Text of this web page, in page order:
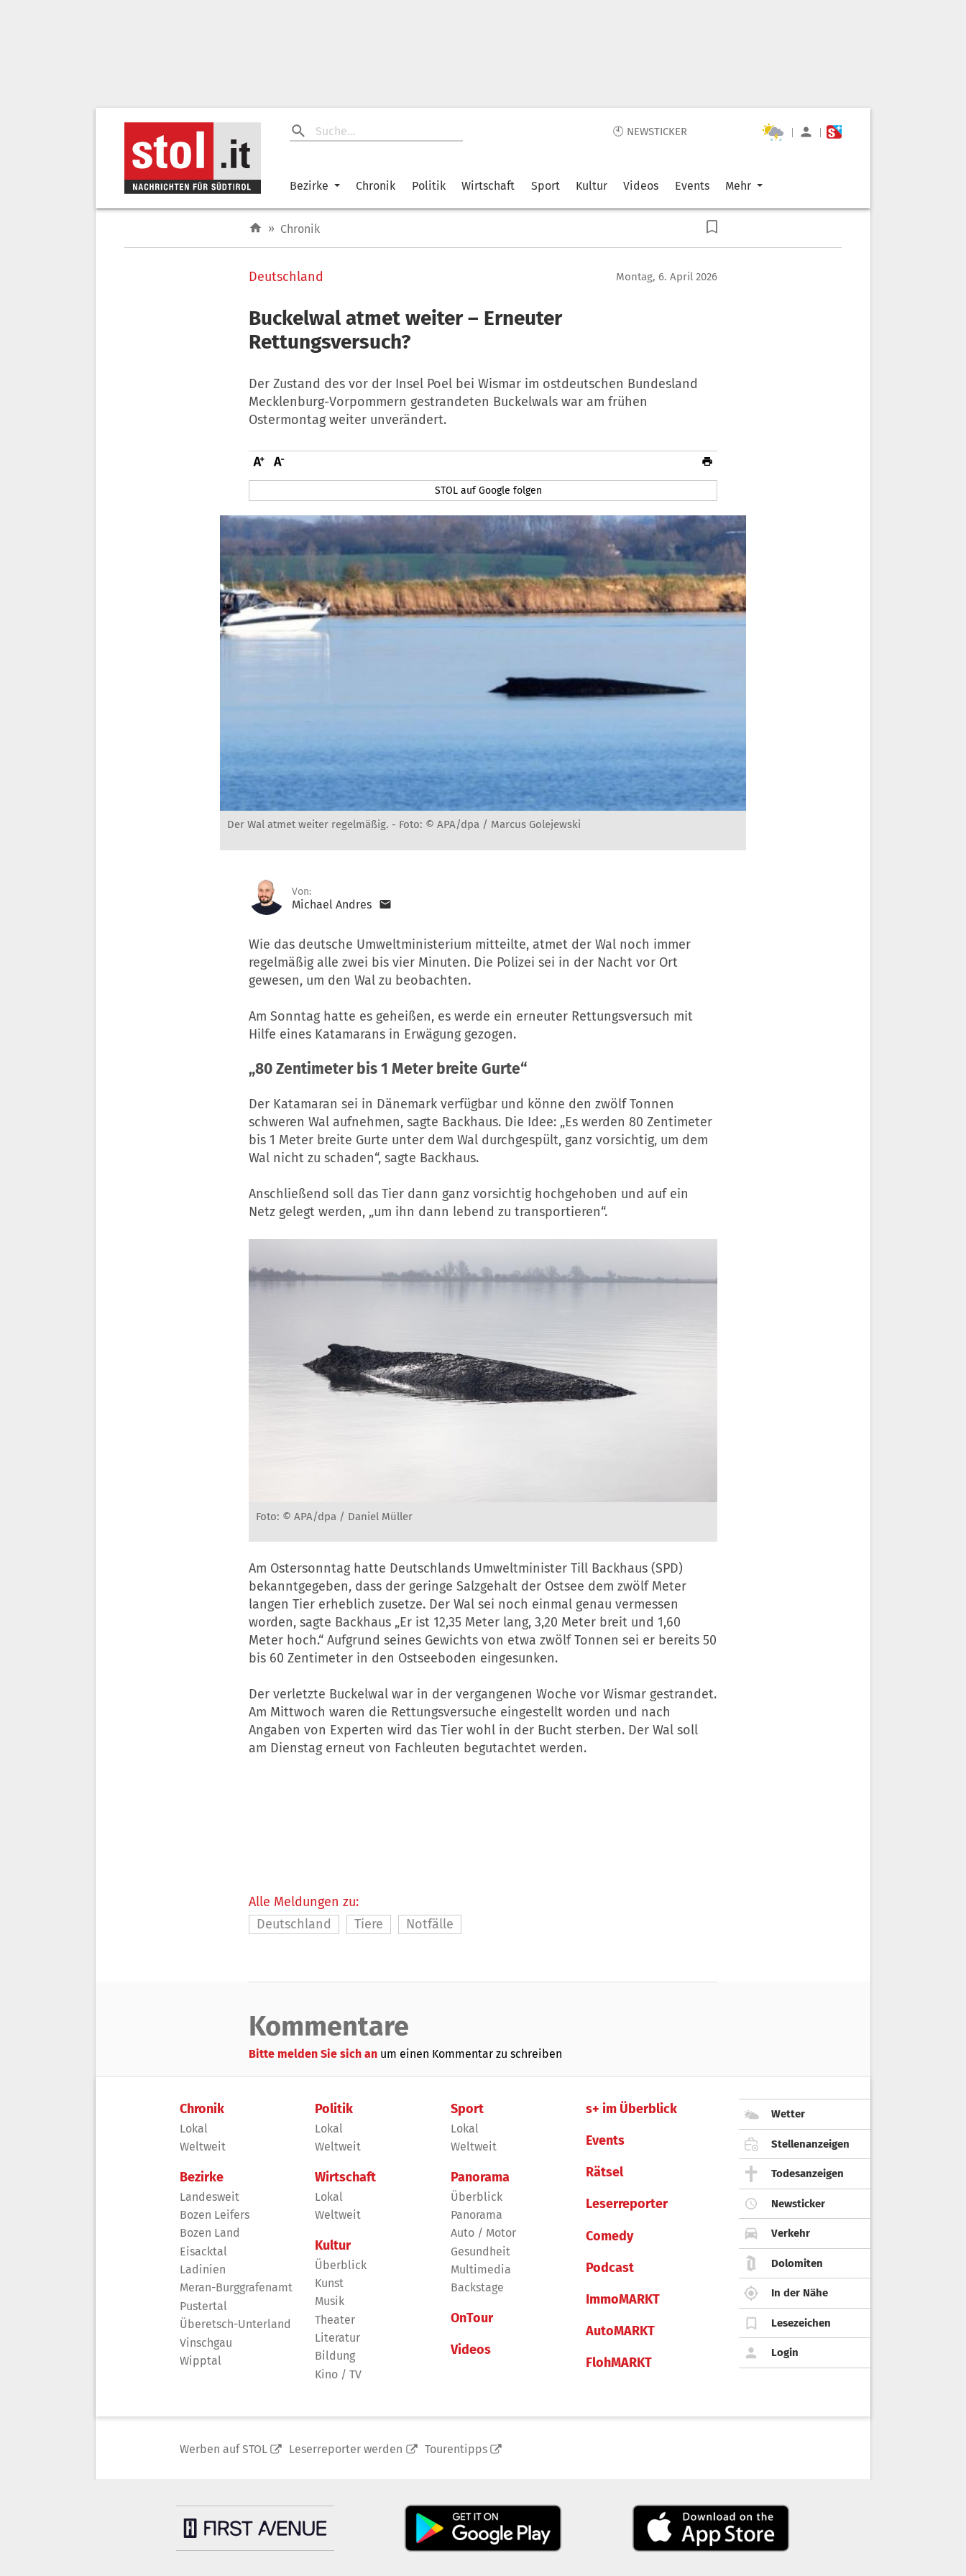
🕙 NEWSTICKER | |
Bezirke Chronik Politik Wirtschaft Sport Kultur Videos Events Mehr
» Chronik
Deutschland Montag, 6. April 2026
Buckelwal atmet weiter – Erneuter
Rettungsversuch?
Der Zustand des vor der Insel Poel bei Wismar im ostdeutschen Bundesland
Mecklenburg-Vorpommern gestrandeten Buckelwals war am frühen
Ostermontag weiter unverändert.
STOL auf Google folgen
Der Wal atmet weiter regelmäßig. - Foto: © APA/dpa / Marcus Golejewski
Von:
Michael Andres
Wie das deutsche Umweltministerium mitteilte, atmet der Wal noch immer
regelmäßig alle zwei bis vier Minuten. Die Polizei sei in der Nacht vor Ort
gewesen, um den Wal zu beobachten.
Am Sonntag hatte es geheißen, es werde ein erneuter Rettungsversuch mit
Hilfe eines Katamarans in Erwägung gezogen.
„80 Zentimeter bis 1 Meter breite Gurte“
Der Katamaran sei in Dänemark verfügbar und könne den zwölf Tonnen
schweren Wal aufnehmen, sagte Backhaus. Die Idee: „Es werden 80 Zentimeter
bis 1 Meter breite Gurte unter dem Wal durchgespült, ganz vorsichtig, um dem
Wal nicht zu schaden“, sagte Backhaus.
Anschließend soll das Tier dann ganz vorsichtig hochgehoben und auf ein
Netz gelegt werden, „um ihn dann lebend zu transportieren“.
Foto: © APA/dpa / Daniel Müller
Am Ostersonntag hatte Deutschlands Umweltminister Till Backhaus (SPD)
bekanntgegeben, dass der geringe Salzgehalt der Ostsee dem zwölf Meter
langen Tier erheblich zusetze. Der Wal sei noch einmal genau vermessen
worden, sagte Backhaus „Er ist 12,35 Meter lang, 3,20 Meter breit und 1,60
Meter hoch.“ Aufgrund seines Gewichts von etwa zwölf Tonnen sei er bereits 50
bis 60 Zentimeter in den Ostseeboden eingesunken.
Der verletzte Buckelwal war in der vergangenen Woche vor Wismar gestrandet.
Am Mittwoch waren die Rettungsversuche eingestellt worden und nach
Angaben von Experten wird das Tier wohl in der Bucht sterben. Der Wal soll
am Dienstag erneut von Fachleuten begutachtet werden.
Alle Meldungen zu:
Deutschland
Tiere Notfälle
Kommentare
Bitte melden Sie sich an um einen Kommentar zu schreiben
Chronik
Lokal
Weltweit
Bezirke
Landesweit
Bozen Leifers
Bozen Land
Eisacktal
Ladinien
Meran-Burggrafenamt
Pustertal
Überetsch-Unterland
Vinschgau
Wipptal
Politik
Lokal
Weltweit
Wirtschaft
Lokal
Weltweit
Kultur
Überblick
Kunst
Musik
Theater
Literatur
Bildung
Kino / TV
Sport
Lokal
Weltweit
Panorama
Überblick
Panorama
Auto / Motor
Gesundheit
Multimedia
Backstage
OnTour
Videos
s+ im Überblick
Events
Rätsel
Leserreporter
Comedy
Podcast
ImmoMARKT
AutoMARKT
FlohMARKT
Wetter
Stellenanzeigen
Todesanzeigen
Newsticker
Verkehr
Dolomiten
In der Nähe
Lesezeichen
Login
Werben auf STOL Leserreporter werden Tourentipps